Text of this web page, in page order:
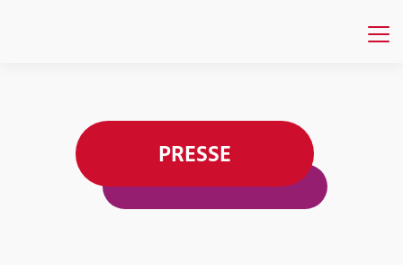
PRESSE